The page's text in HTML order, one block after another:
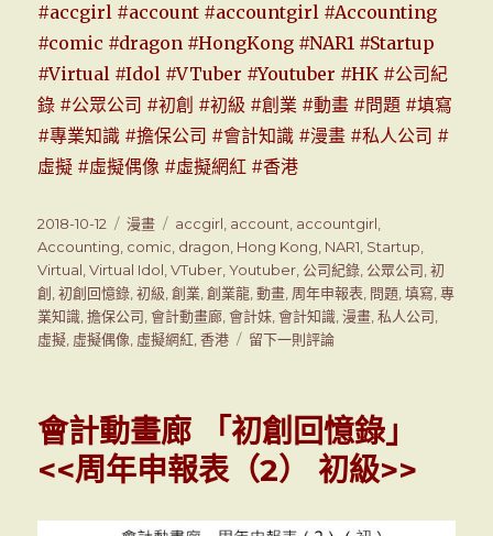
#accgirl #account #accountgirl #Accounting
#comic #dragon #HongKong #NAR1 #Startup
#Virtual #Idol #VTuber #Youtuber #HK #公司紀
錄 #公眾公司 #初創 #初級 #創業 #動畫 #問題 #填寫
#專業知識 #擔保公司 #會計知識 #漫畫 #私人公司 #
虛擬 #虛擬偶像 #虛擬網紅 #香港
發
表
於
2018-10-12
分
類
漫畫
標
籤
accgirl, account, accountgirl,
Accounting, comic, dragon, Hong Kong, NAR1, Startup,
Virtual,Virtual Idol,VTuber,Youtuber, 公司紀錄, 公眾公司,初
創 ,初創回憶錄,初級,創業,創業龍,動畫, 周年申報表, 問題,填寫,專
業知識,擔保公司,會計動畫廊,會計妹,會計知識,漫畫,私人公司,
虛擬, 虛擬偶像, 虛擬網紅,香港 留下一則評論
畫
廊
「初
回
會計動畫廊 「初創回憶錄」
<<周年申報表（2） 初級>>